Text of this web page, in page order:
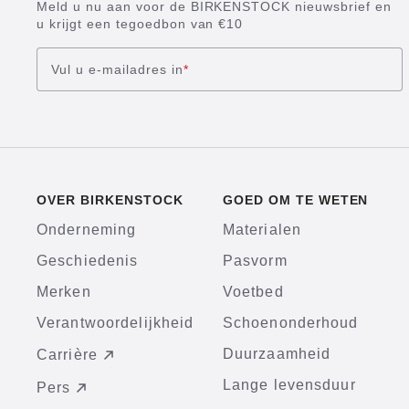
Meld u nu aan voor de BIRKENSTOCK nieuwsbrief en
u krijgt een tegoedbon van €10
Vul u e-mailadres in*
OVER BIRKENSTOCK
Onderneming
Geschiedenis
Merken
Verantwoordelijkheid
Carrière
Pers
GOED OM TE WETEN
Materialen
Pasvorm
Voetbed
Schoenonderhoud
Duurzaamheid
Lange levensduur